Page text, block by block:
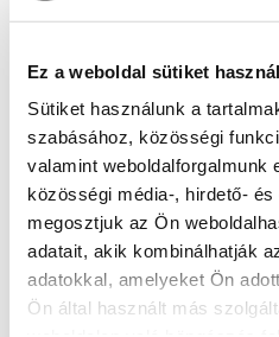
Ez a weboldal sütiket használ
Sütiket használunk a
szabásához, közösségi
valamint weboldalforgalmunk
közösségi média-, hirdető-
megosztjuk az Ön
adatait, akik kombinálhatják
adatokkal, amelyeket Ön
Ön által használt más
Ásványmúzeum
+36 20 532 52 57